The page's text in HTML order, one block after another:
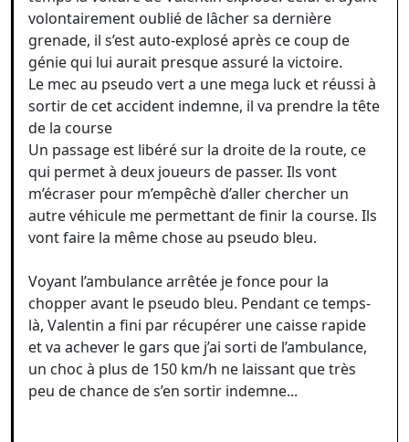
volontairement oublié de lâcher sa dernière
grenade, il s’est auto-explosé après ce coup de
génie qui lui aurait presque assuré la victoire.
Le mec au pseudo vert a une mega luck et réussi à
sortir de cet accident indemne, il va prendre la tête
de la course
Un passage est libéré sur la droite de la route, ce
qui permet à deux joueurs de passer. Ils vont
m’écraser pour m’empêchè d’aller chercher un
autre véhicule me permettant de finir la course. Ils
vont faire la même chose au pseudo bleu.
Voyant l’ambulance arrêtée je fonce pour la
chopper avant le pseudo bleu. Pendant ce temps-
là, Valentin a fini par récupérer une caisse rapide
et va achever le gars que j’ai sorti de l’ambulance,
un choc à plus de 150 km/h ne laissant que très
peu de chance de s’en sortir indemne...